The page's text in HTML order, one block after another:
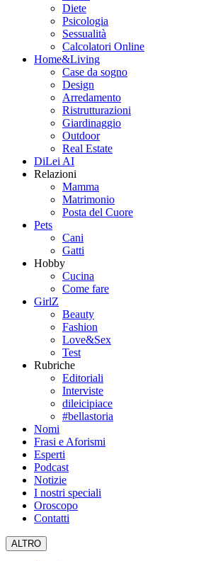
Diete
Psicologia
Sessualità
Calcolatori Online
Home&Living
Case da sogno
Design
Arredamento
Ristrutturazioni
Giardinaggio
Outdoor
Real Estate
DiLei AI
Relazioni
Mamma
Matrimonio
Posta del Cuore
Pets
Cani
Gatti
Hobby
Cucina
Come fare
GirlZ
Beauty
Fashion
Love&Sex
Test
Rubriche
Editoriali
Interviste
dileicipiace
#bellastoria
Nomi
Frasi e Aforismi
Esperti
Podcast
Notizie
I nostri speciali
Oroscopo
Contatti
ALTRO